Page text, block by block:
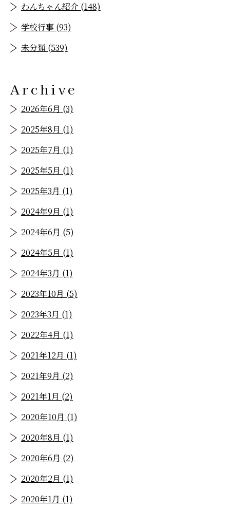
わんちゃん紹介 (148)
学校行事 (93)
未分類 (539)
Archive
2026年6月 (3)
2025年8月 (1)
2025年7月 (1)
2025年5月 (1)
2025年3月 (1)
2024年9月 (1)
2024年6月 (5)
2024年5月 (1)
2024年3月 (1)
2023年10月 (5)
2023年3月 (1)
2022年4月 (1)
2021年12月 (1)
2021年9月 (2)
2021年1月 (2)
2020年10月 (1)
2020年8月 (1)
2020年6月 (2)
2020年2月 (1)
2020年1月 (1)